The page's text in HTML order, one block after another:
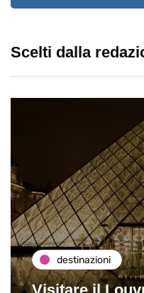
Scelti dalla
destinazioni